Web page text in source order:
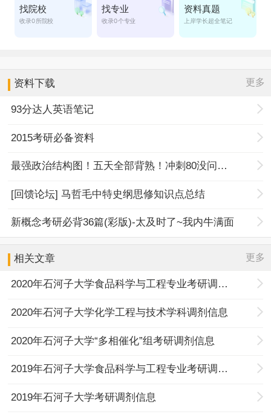
资料下载 更多
93分达人英语笔记
2015考研必备资料
最强政治结构图！五天全部背熟！冲刺80没问题！
[回馈论坛] 马哲毛中特史纲思修知识点总结
新概念考研必背36篇(彩版)-太及时了~我内牛满面
相关文章 更多
2020年石河子大学食品科学与工程专业考研调剂信息
2020年石河子大学化学工程与技术学科调剂信息
2020年石河子大学“多相催化”组考研调剂信息
2019年石河子大学食品科学与工程专业考研调剂信息
2019年石河子大学考研调剂信息